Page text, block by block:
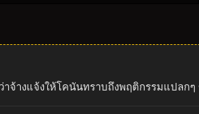
จ้างแจ้งให้โคนันทราบถึงพฤติกรรมแปลกๆ